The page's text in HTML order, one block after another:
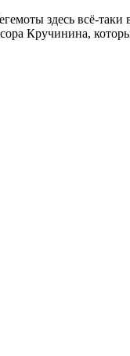
здесь всё-таки
Кручинина,